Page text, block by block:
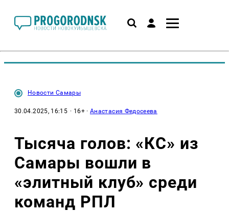
Новости Самары
30.04.2025, 16:15 · 16+ ·Анастасия Федосеева
Тысяча голов: «КС» из
Самары вошли в
«элитный клуб» среди
команд РПЛ